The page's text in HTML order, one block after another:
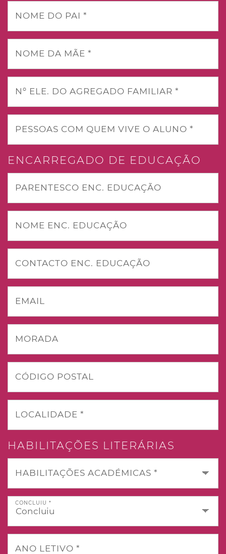
NOME DO PAI *
NOME DA MÃE *
Nº ELE. DO AGREGADO FAMILIAR *
PESSOAS COM QUEM VIVE O ALUNO *
ENCARREGADO DE EDUCAÇÃO
PARENTESCO ENC. EDUCAÇÃO
NOME ENC. EDUCAÇÃO
CONTACTO ENC. EDUCAÇÃO
EMAIL
MORADA
CÓDIGO POSTAL
LOCALIDADE *
HABILITAÇÕES LITERÁRIAS
HABILITAÇÕES ACADÉMICAS *
CONCLUIU *
ANO LETIVO *